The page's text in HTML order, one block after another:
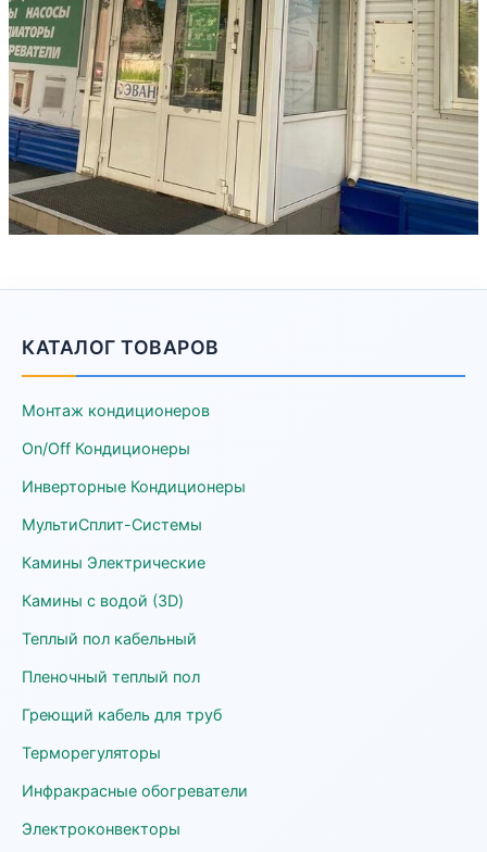
КАТАЛОГ ТОВАРОВ
Монтаж кондиционеров
On/Off Кондиционеры
Инверторные Кондиционеры
МультиСплит-Системы
Камины Электрические
Камины с водой (3D)
Теплый пол кабельный
Пленочный теплый пол
Греющий кабель для труб
Терморегуляторы
Инфракрасные обогреватели
Электроконвекторы